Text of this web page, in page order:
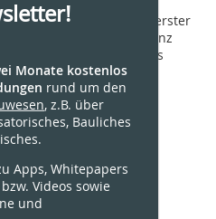
Sicht der Bauherren an erster
werden. Die Effizienz
Brandschutzkonzeptes
gibt immer mehr
komplette
d.h. die
n
Monate kostenlos
rund um den
, z.B. über
Bauliches
Apps, Whitepapers
Videos sowie
und